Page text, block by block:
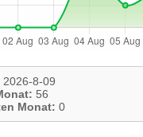
2026-8-09
56
Monat: 0